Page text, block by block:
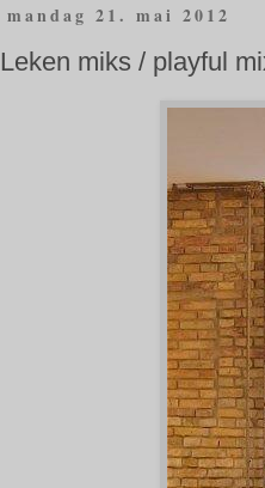
mandag 21. mai 2012
Leken miks / playful